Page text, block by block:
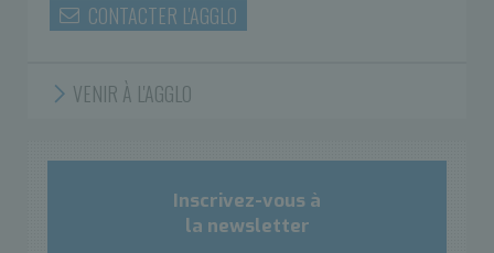
CONTACTER L'AGGLO
VENIR À L'AGGLO
Inscrivez-vous à
la newsletter